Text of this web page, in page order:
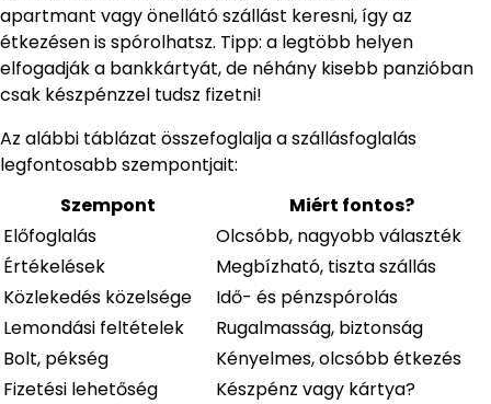
apartmant vagy önellátó szállást keresni, így az
étkezésen is spórolhatsz. Tipp: a legtöbb helyen
elfogadják a bankkártyát, de néhány kisebb panzióban
csak készpénzzel tudsz fizetni!
Az alábbi táblázat összefoglalja a szállásfoglalás
legfontosabb szempontjait:
Szempont
Miért fontos?
Előfoglalás
Olcsóbb, nagyobb választék
Értékelések
Megbízható, tiszta szállás
Közlekedés közelsége
Idő- és pénzspórolás
Lemondási feltételek
Rugalmasság, biztonság
Bolt, pékség
Kényelmes, olcsóbb étkezés
Fizetési lehetőség
Készpénz vagy kártya?